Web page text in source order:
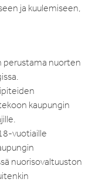
ja kuulemiseen,
perustama nuorten
kaupungin
vuotiaille
nuorisovaltuuston